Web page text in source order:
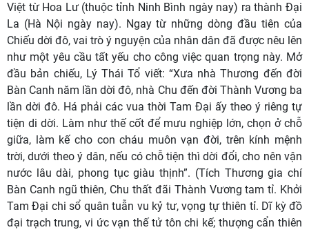
Việt từ Hoa Lư (thuộc tỉnh Ninh Bình ngày nay) ra thành Đại
La (Hà Nội ngày nay). Ngay từ những dòng đầu tiên của
Chiếu dời đô, vai trò ý nguyện của nhân dân đã được nêu lên
như một yêu cầu tất yếu cho công việc quan trọng này. Mở
đầu bản chiếu, Lý Thái Tổ viết: “Xưa nhà Thương đến đời
Bàn Canh năm lần dời đô, nhà Chu đến đời Thành Vương ba
lần dời đô. Há phải các vua thời Tam Đại ấy theo ý riêng tự
tiện di dời. Làm như thế cốt để mưu nghiệp lớn, chọn ở chỗ
giữa, làm kế cho con cháu muôn vạn đời, trên kính mệnh
trời, dưới theo ý dân, nếu có chỗ tiện thì dời đổi, cho nên vận
nước lâu dài, phong tục giàu thịnh”. (Tích Thương gia chí
Bàn Canh ngũ thiên, Chu thất đãi Thành Vương tam tỉ. Khởi
Tam Đại chi sổ quân tuẫn vu kỷ tư, vọng tự thiên tỉ. Dĩ kỳ đồ
đại trạch trung, vi ức vạn thế tử tôn chi kế; thượng cẩn thiên